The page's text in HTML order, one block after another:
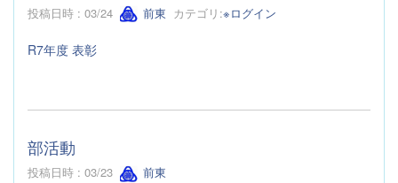
投稿日時 : 03/24 前東 カテゴリ:※ログイン
R7年度 表彰
部活動
投稿日時 : 03/23 前東